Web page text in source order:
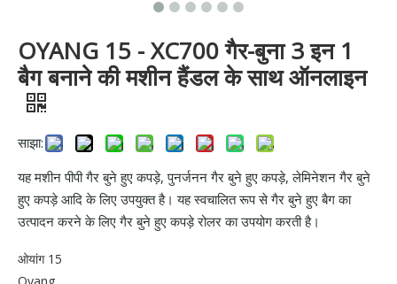
OYANG 15 - XC700 गैर-बुना 3 इन 1
बैग बनाने की मशीन हैंडल के साथ ऑनलाइन
साझा:
यह मशीन पीपी गैर बुने हुए कपड़े, पुनर्जनन गैर बुने हुए कपड़े, लेमिनेशन गैर बुने
हुए कपड़े आदि के लिए उपयुक्त है। यह स्वचालित रूप से गैर बुने हुए बैग का
उत्पादन करने के लिए गैर बुने हुए कपड़े रोलर का उपयोग करती है।
ओयांग 15
Oyang